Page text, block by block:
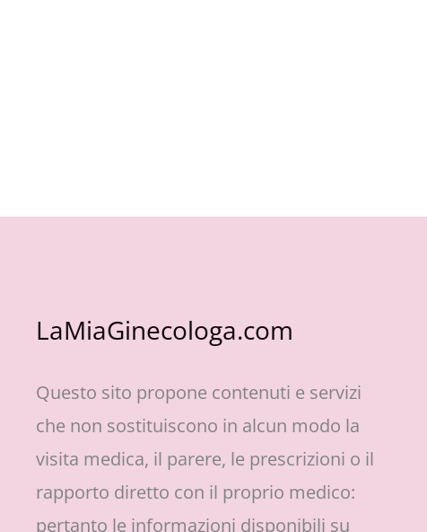
LaMiaGinecologa.com
Questo sito propone contenuti e servizi
che non sostituiscono in alcun modo la
visita medica, il parere, le prescrizioni o il
rapporto diretto con il proprio medico:
pertanto le informazioni disponibili su